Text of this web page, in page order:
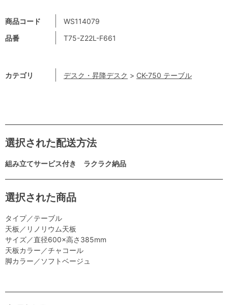
商品コード
WS114079
品番
T75-Z22L-F661
カテゴリ デスク・昇降デスク > CK-750 テーブル
選択された配送方法
組み立てサービス付き ラクラク納品
選択された商品
タイプ／テーブル
天板／リノリウム天板
サイズ／直径600×高さ385mm
天板カラー／チャコール
脚カラー／ソフトベージュ